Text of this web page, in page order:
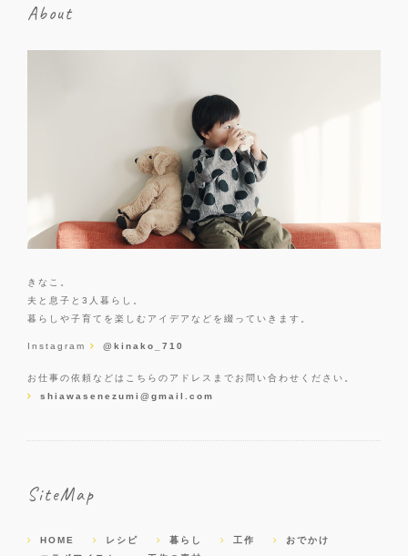
About
きなこ。
夫と息子と3人暮らし。
暮らしや子育てを楽しむアイデアなどを綴っていきます。
Instagram @kinako_710
お仕事の依頼などはこちらのアドレスまでお問い合わせください。
shiawasenezumi@gmail.com
SiteMap
HOME レシピ 暮らし 工作
おでかけ